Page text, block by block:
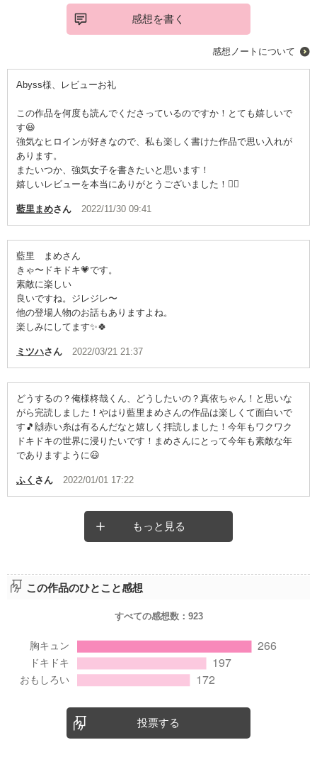
感想を書く
感想ノートについて
Abyss様、レビューお礼
この作品を何度も読んでくださっているのですか！とても嬉しいで
す😆
強気なヒロインが好きなので、私も楽しく書けた作品で思い入れが
あります。
またいつか、強気女子を書きたいと思います！
嬉しいレビューを本当にありがとうございました！🙇‍♀️
藍里まめさん 2022/11/30 09:41
藍里 まめさん
きゃ〜ドキドキ💗です。
素敵に楽しい
良いですね。ジレジレ〜
他の登場人物のお話もありますよね。
楽しみにしてます✨🍀
ミツハさん 2022/03/21 21:37
どうするの？俺様柊哉くん、どうしたいの？真依ちゃん！と思いな
がら完読しました！やはり藍里まめさんの作品は楽しくて面白いで
す🎵🙌赤い糸は有るんだなと嬉しく拝読しました！今年もワクワク
ドキドキの世界に浸りたいです！まめさんにとって今年も素敵な年
でありますように😃
ふく さん 2022/01/01 17:22
もっと見る
この作品のひとこと感想
すべての感想数： 923
投票する